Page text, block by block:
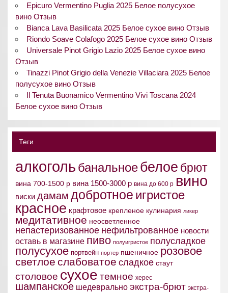
Epicuro Vermentino Puglia 2025 Белое полусухое
вино Отзыв
Bianca Lava Basilicata 2025 Белое сухое вино Отзыв
Riondo Soave Colafogo 2025 Белое сухое вино Отзыв
Universale Pinot Grigio Lazio 2025 Белое сухое вино
Отзыв
Tinazzi Pinot Grigio della Venezie Villaciara 2025 Белое
полусухое вино Отзыв
Il Tenuta Buonamico Vermentino Vivi Toscana 2024
Белое сухое вино Отзыв
Теги
алкоголь банальноебелое брют
вина 700-1500 р вина 1500-3000 р вина до 600 р вино
виски дамам добротное игристое
красное крафтовое крепленое кулинария ликер
медитативное неосветленное
непастеризованное нефильтрованное новости
оставь в магазине пиво полуигристое полусладкое
полусухое портвейн портер пшеничное розовое
светлое слабоватое сладкое стаут
столовое сухое темное херес
шампанское шедеврально экстра-брют экстра-